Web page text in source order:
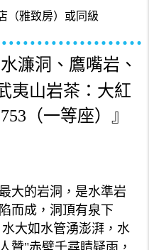
（雅致房）或同級
濂洞、鷹嘴岩、
夷山岩茶：大紅
（一等座）』
大的岩洞，是水準岩
而成，洞頂有泉下
大如水管湧澎湃，水
贊"赤壁千尋睛疑雨，